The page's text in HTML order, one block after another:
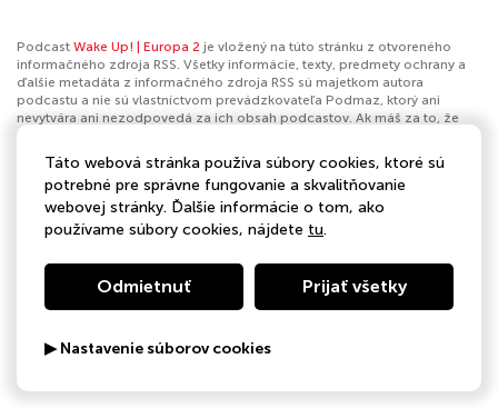
Podcast Wake Up! | Europa 2 je vložený na túto stránku z otvoreného
informačného zdroja RSS. Všetky informácie, texty, predmety ochrany a
ďalšie metadáta z informačného zdroja RSS sú majetkom autora
podcastu a nie sú vlastníctvom prevádzkovateľa Podmaz, ktorý ani
nevytvára ani nezodpovedá za ich obsah podcastov. Ak máš za to, že
podcast porušuje práva iných osôb alebo pravidlá Podmaz, môžeš
nahlásiť obsah . Ak je toto tvoj podcast a chceš získať kontrolu nad týmto
profilomklikni sem.
Autor:Europa 2
Kategórie:Hudba
Táto webová stránka používa súbory cookies, ktoré sú
potrebné pre správne fungovanie a skvalitňovanie
webovej stránky. Ďalšie informácie o tom, ako
používame súbory cookies, nájdete tu.
Odmietnuť Prijať všetky
▶ Nastavenie súborov cookies